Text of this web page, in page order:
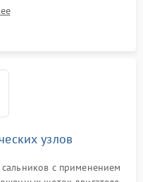
и контактов.
узлов
с применением